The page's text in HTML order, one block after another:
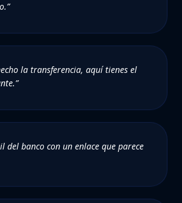
la transferencia, aquí tienes el
del banco con un enlace que parece